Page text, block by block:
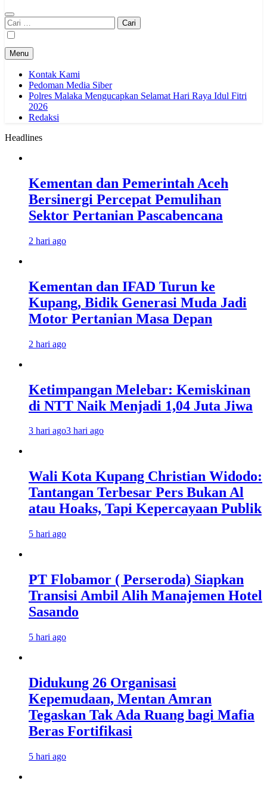
Cari
untuk:
Menu
Kontak Kami
Pedoman Media Siber
Polres Malaka Mengucapkan Selamat Hari Raya Idul Fitri
2026
Redaksi
Headlines
Kementan dan Pemerintah Aceh
Bersinergi Percepat Pemulihan
Sektor Pertanian Pascabencana
2 hari ago
Kementan dan IFAD Turun ke
Kupang, Bidik Generasi Muda Jadi
Motor Pertanian Masa Depan
2 hari ago
Ketimpangan Melebar: Kemiskinan
di NTT Naik Menjadi 1,04 Juta Jiwa
3 hari ago3 hari ago
Wali Kota Kupang Christian Widodo:
Tantangan Terbesar Pers Bukan Al
atau Hoaks, Tapi Kepercayaan Publik
5 hari ago
PT Flobamor ( Perseroda) Siapkan
Transisi Ambil Alih Manajemen Hotel
Sasando
5 hari ago
Didukung 26 Organisasi
Kepemudaan, Mentan Amran
Tegaskan Tak Ada Ruang bagi Mafia
Beras Fortifikasi
5 hari ago